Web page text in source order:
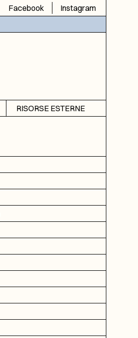
Facebook
Instagram
RISORSE ESTERNE
DGA
ICAR